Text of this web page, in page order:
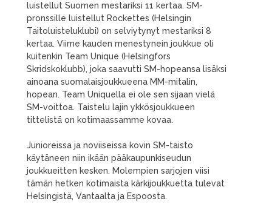
luistellut Suomen mestariksi 11 kertaa. SM-
pronssille luistellut Rockettes (Helsingin
Taitoluisteluklubi) on selviytynyt mestariksi 8
kertaa. Viime kauden menestynein joukkue oli
kuitenkin Team Unique (Helsingfors
Skridskoklubb), joka saavutti SM-hopeansa lisäksi
ainoana suomalaisjoukkueena MM-mitalin,
hopean. Team Uniquella ei ole sen sijaan vielä
SM-voittoa. Taistelu lajin ykkösjoukkueen
tittelistä on kotimaassamme kovaa.
Junioreissa ja noviiseissa kovin SM-taisto
käytäneen niin ikään pääkaupunkiseudun
joukkueitten kesken. Molempien sarjojen viisi
tämän hetken kotimaista kärkijoukkuetta tulevat
Helsingistä, Vantaalta ja Espoosta.